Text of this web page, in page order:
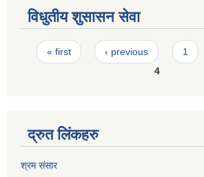
विधुतीय शुसासन सेवा
Pages
« first ‹ previous 1
4
द्रुत लिंकहरु
श्रम संसार